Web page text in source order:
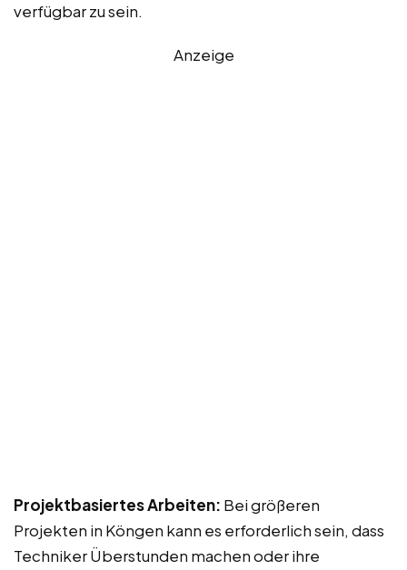
verfügbar zu sein.
Anzeige
Projektbasiertes Arbeiten: Bei größeren
Projekten in Köngen kann es erforderlich sein, dass
Techniker Überstunden machen oder ihre